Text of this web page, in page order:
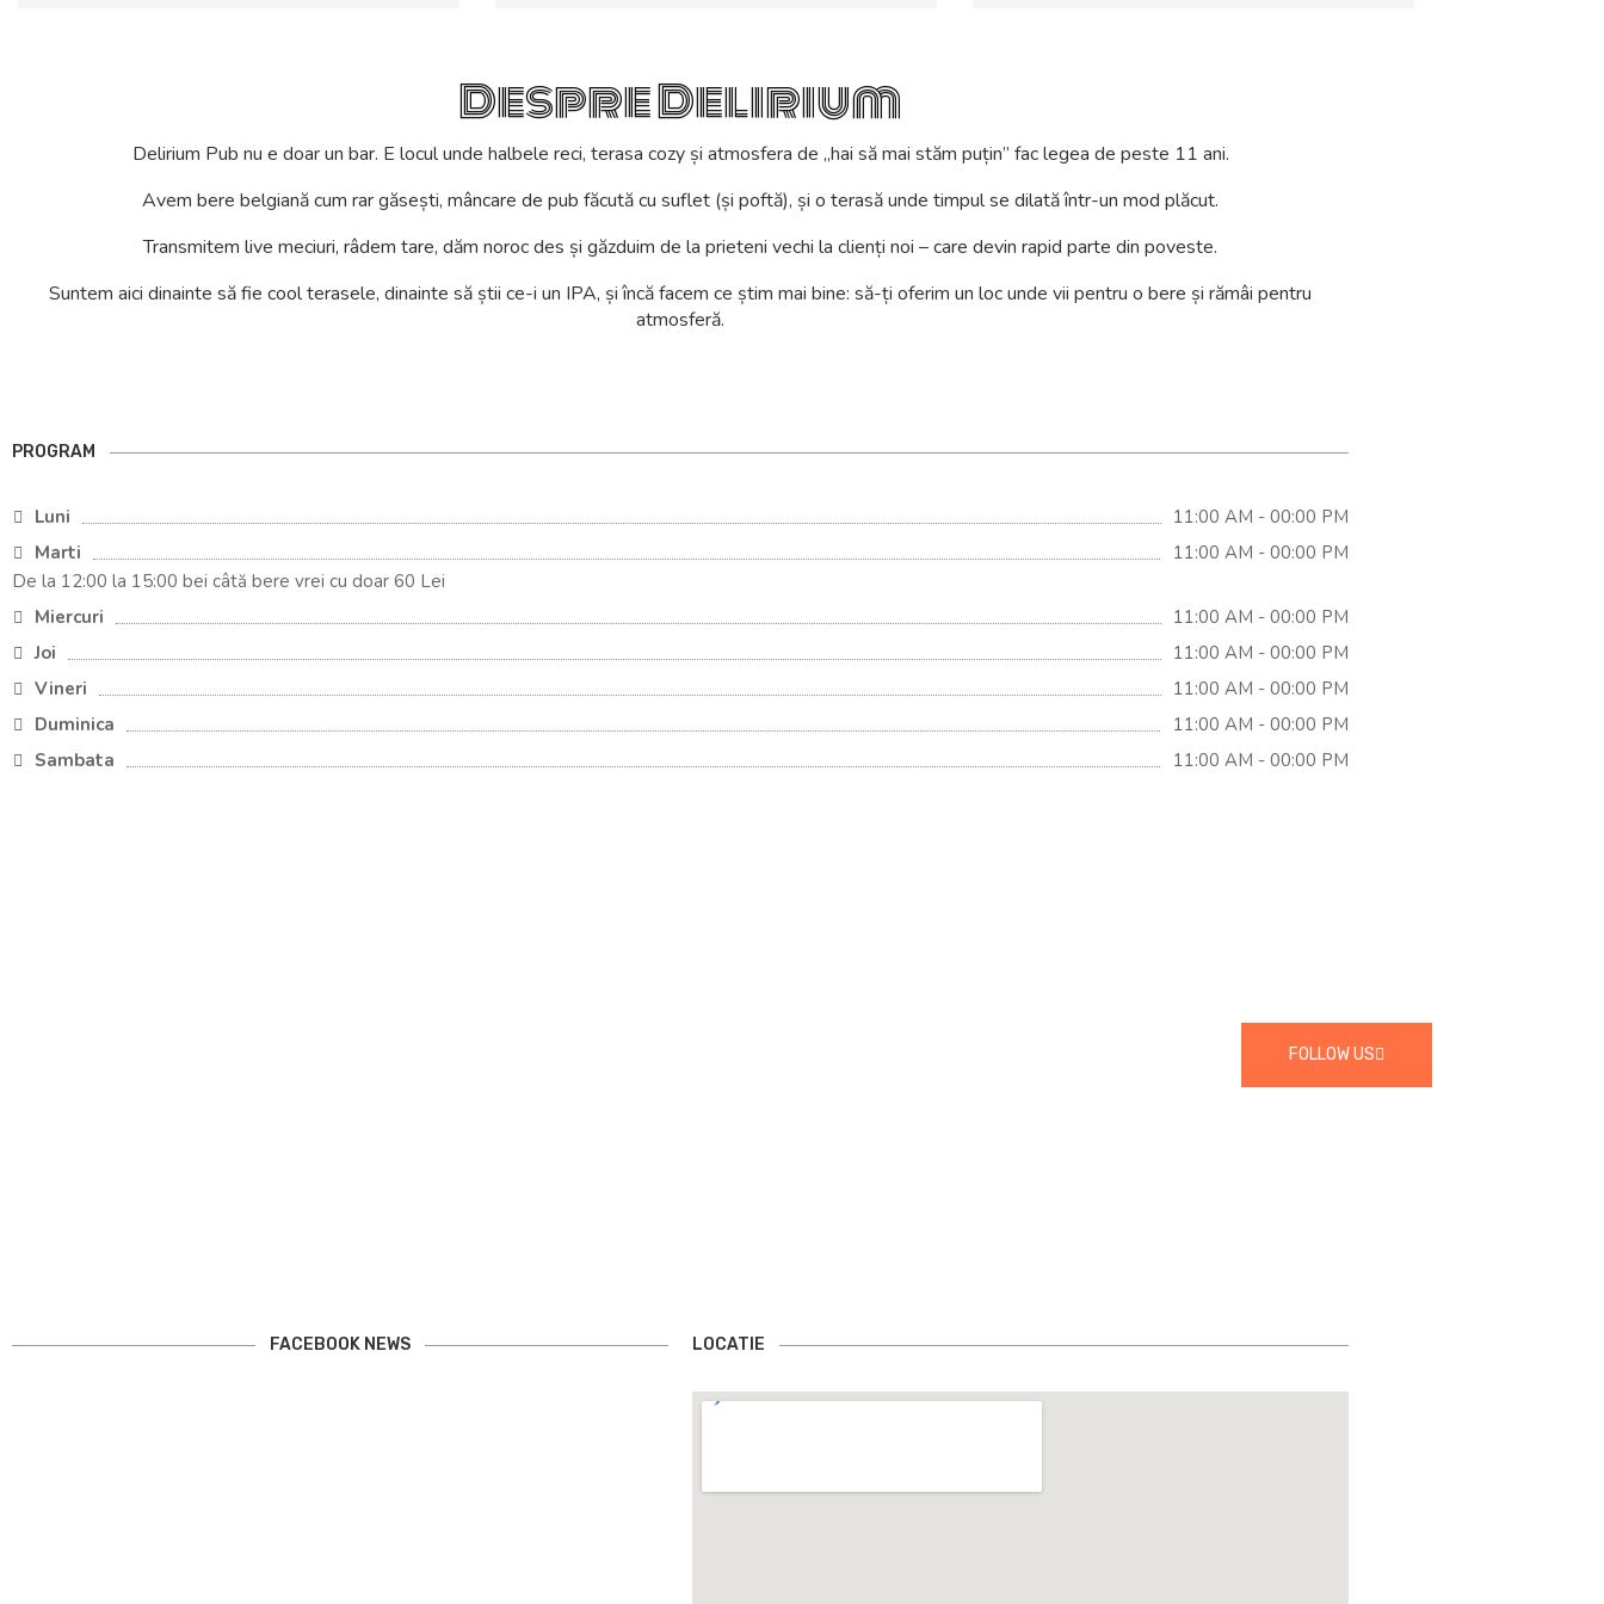
Despre Delirium
Delirium Pub nu e doar un bar. E locul unde halbele reci, terasa cozy și atmosfera de „hai să mai stăm puțin” fac legea de peste 11 ani.
Avem bere belgiană cum rar găsești, mâncare de pub făcută cu suflet (și poftă), și o terasă unde timpul se dilată într-un mod plăcut.
Transmitem live meciuri, râdem tare, dăm noroc des și găzduim de la prieteni vechi la clienți noi – care devin rapid parte din poveste.
Suntem aici dinainte să fie cool terasele, dinainte să știi ce-i un IPA, și încă facem ce știm mai bine: să-ți oferim un loc unde vii pentru o bere și rămâi pentru
atmosferă.
PROGRAM
Luni
11:00 AM - 00:00 PM
Marti
11:00 AM - 00:00 PM
De la 12:00 la 15:00 bei câtă bere vrei cu doar 60 Lei
Miercuri
11:00 AM - 00:00 PM
Joi
11:00 AM - 00:00 PM
Vineri
11:00 AM - 00:00 PM
Duminica
11:00 AM - 00:00 PM
Sambata
11:00 AM - 00:00 PM
FOLLOW US
FACEBOOK NEWS LOCATIE